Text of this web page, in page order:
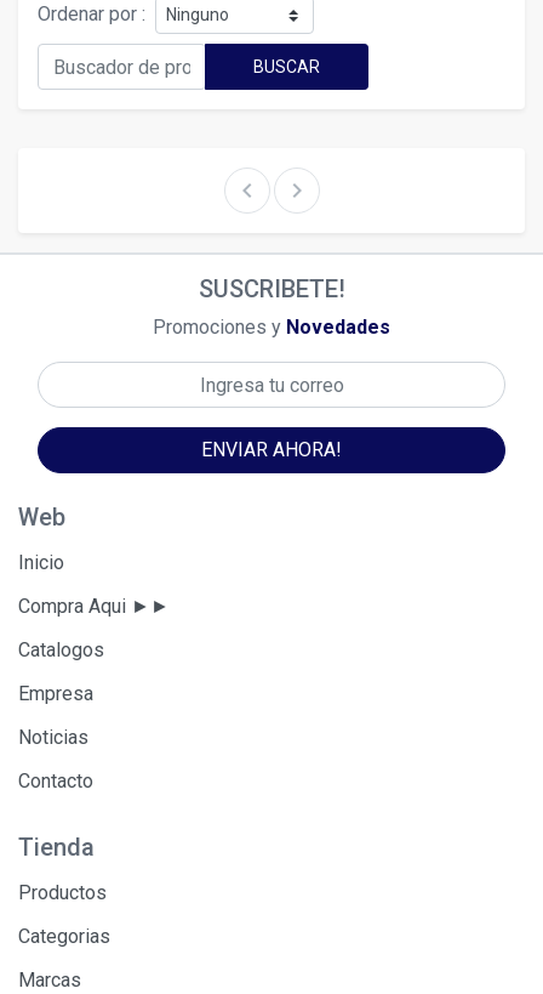
Ordenar por :
BUSCAR
chevron_left chevron_right
SUSCRIBETE!
Promociones y Novedades
ENVIAR AHORA!
Web
Inicio
Compra Aqui ►►
Catalogos
Empresa
Noticias
Contacto
Tienda
Productos
Categorias
Marcas